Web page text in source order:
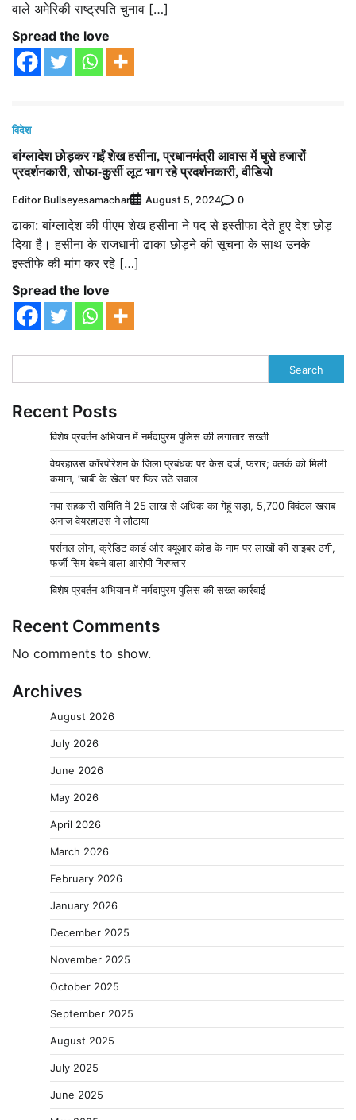
वाले अमेरिकी राष्ट्रपति चुनाव […]
Spread the love
विदेश
बांग्‍लादेश छोड़कर गईं शेख हसीना, प्रधानमंत्री आवास में घुसे हजारों
प्रदर्शनकारी, सोफा-कुर्सी लूट भाग रहे प्रदर्शनकारी, वीडियो
Editor Bullseyesamachar August 5, 2024 0
ढाका: बांग्लादेश की पीएम शेख हसीना ने पद से इस्तीफा देते हुए देश छोड़
दिया है। हसीना के राजधानी ढाका छोड़ने की सूचना के साथ उनके
इस्तीफे की मांग कर रहे […]
Spread the love
Search
Recent Posts
विशेष प्रवर्तन अभियान में नर्मदापुरम पुलिस की लगातार सख्ती
वेयरहाउस कॉरपोरेशन के जिला प्रबंधक पर केस दर्ज, फरार; क्लर्क को मिली
कमान, ‘चाबी के खेल’ पर फिर उठे सवाल
नपा सहकारी समिति में 25 लाख से अधिक का गेहूं सड़ा, 5,700 क्विंटल खराब
अनाज वेयरहाउस ने लौटाया
पर्सनल लोन, क्रेडिट कार्ड और क्यूआर कोड के नाम पर लाखों की साइबर ठगी,
फर्जी सिम बेचने वाला आरोपी गिरफ्तार
विशेष प्रवर्तन अभियान में नर्मदापुरम पुलिस की सख्त कार्रवाई
Recent Comments
No comments to show.
Archives
August 2026
July 2026
June 2026
May 2026
April 2026
March 2026
February 2026
January 2026
December 2025
November 2025
October 2025
September 2025
August 2025
July 2025
June 2025